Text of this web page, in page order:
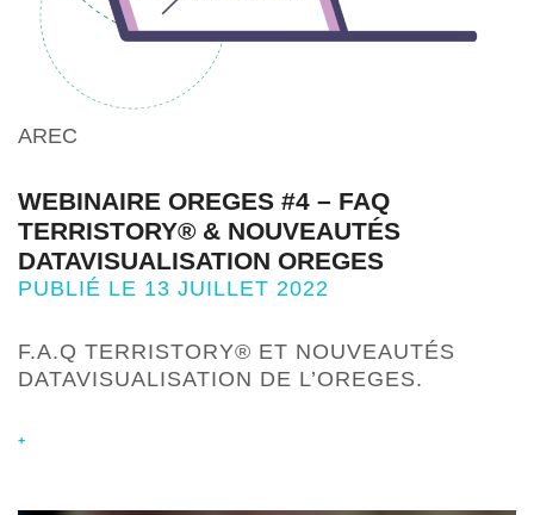
AREC
WEBINAIRE OREGES #4 – FAQ
TERRISTORY® & NOUVEAUTÉS
DATAVISUALISATION OREGES
PUBLIÉ LE 13 JUILLET 2022
F.A.Q TERRISTORY® ET NOUVEAUTÉS
DATAVISUALISATION DE L’OREGES.
+